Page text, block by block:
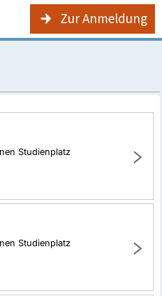
Zur Anmeldung
Studienplatz
Studienplatz